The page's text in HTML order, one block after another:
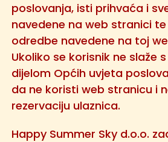
poslovanja, isti prihvaća i
navedene na web stranici
odredbe navedene na toj
Ukoliko se korisnik ne slaže
dijelom Općih uvjeta
da ne koristi web stranicu i
rezervaciju ulaznica.
Happy Summer Sky d.o.o.